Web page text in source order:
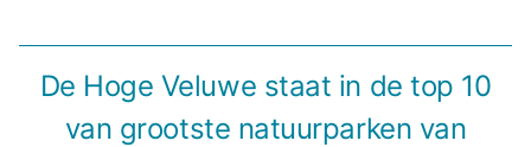
De Hoge Veluwe staat in de top 10
van grootste natuurparken van